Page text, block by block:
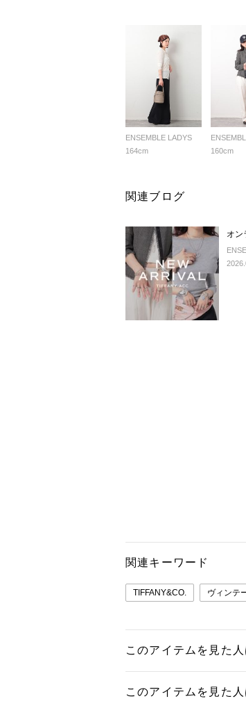
ENSEMBLE LADYS
164cm
160cm
関連ブログ
オン
関連キーワード
TIFFANY&CO. ヴィンテ
このアイテムを見た
このアイテムを見た